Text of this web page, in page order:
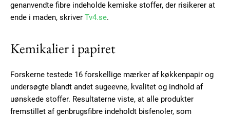
genanvendte fibre indeholde kemiske stoffer, der risikerer at
ende i maden, skriver Tv4.se.
Kemikalier i papiret
Forskerne testede 16 forskellige mærker af køkkenpapir og
undersøgte blandt andet sugeevne, kvalitet og indhold af
uønskede stoffer. Resultaterne viste, at alle produkter
fremstillet af genbrugsfibre indeholdt bisfenoler, som